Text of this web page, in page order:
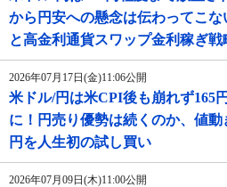
から円安への懸念は伝わってこ
と高金利通貨スワップ金利稼ぎ戦
2026年07月17日(金)11:06公開
米ドル/円は米CPI後も崩れず165
に！円売り優勢は続くのか、値
円を人生初の試し買い
2026年07月09日(木)11:00公開